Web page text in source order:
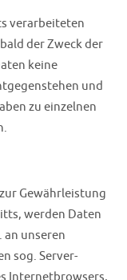
verarbeiteten
der Zweck der
keine
und
zu einzelnen
Gewährleistung
werden Daten
unseren
sog. Server-